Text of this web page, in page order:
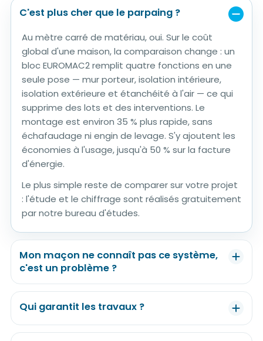
C'est plus cher que le parpaing ?
Au mètre carré de matériau, oui. Sur le coût
global d'une maison, la comparaison change : un
bloc EUROMAC2 remplit quatre fonctions en une
seule pose — mur porteur, isolation intérieure,
isolation extérieure et étanchéité à l'air — ce qui
supprime des lots et des interventions. Le
montage est environ 35 % plus rapide, sans
échafaudage ni engin de levage. S'y ajoutent les
économies à l'usage, jusqu'à 50 % sur la facture
d'énergie.
Le plus simple reste de comparer sur votre projet
: l'étude et le chiffrage sont réalisés gratuitement
par notre bureau d'études.
Mon maçon ne connaît pas ce système,
c'est un problème ?
C'est le cas de la plupart des artisans qui
démarrent avec nous, et ce n'est pas un
plans de pose et les guides sont fournis, et notre
Qui garantit les travaux ?
Autant être clair : EUROMAC2 est fabricant, pas